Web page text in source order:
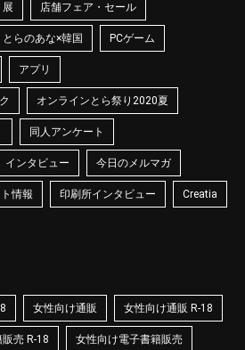
展 店舗フェア・セール
とらのあな×韓国 PCゲーム
アプリ
オンラインとら祭り2020夏
同人アンケート
インタビュー 今日のメルマガ
情報 印刷所インタビュー Creatia
女性向け通販 女性向け通販 R-18
売 R-18 女性向け電子書籍販売